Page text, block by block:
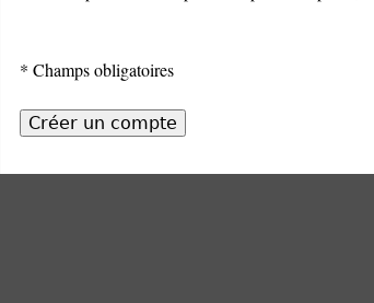
* Champs obligatoires